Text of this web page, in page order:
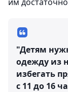
"Детям
одежду из
избегать
с 11 до 16